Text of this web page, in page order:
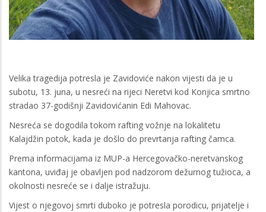
Velika tragedija potresla je Zavidoviće nakon vijesti da je u
subotu, 13. juna, u nesreći na rijeci Neretvi kod Konjica smrtno
stradao 37-godišnji Zavidovićanin Edi Mahovac.
Nesreća se dogodila tokom rafting vožnje na lokalitetu
Kalajdžin potok, kada je došlo do prevrtanja rafting čamca.
Prema informacijama iz MUP-a Hercegovačko-neretvanskog
kantona, uviđaj je obavljen pod nadzorom dežurnog tužioca, a
okolnosti nesreće se i dalje istražuju.
Vijest o njegovoj smrti duboko je potresla porodicu, prijatelje i